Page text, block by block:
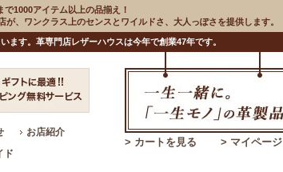
1000アイテム以上の品揃え！
、ワンクラス上のセンスとワイルドさ、大人っぽさを提供します。
ます。革専門店レザーハウスは今年で創業47年です。
お店紹介
ド
> カートを見る > マイページ